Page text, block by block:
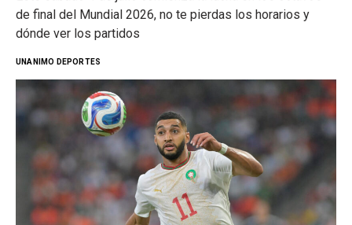
de final del Mundial 2026, no te pierdas los horarios y
dónde ver los partidos
UNANIMO DEPORTES